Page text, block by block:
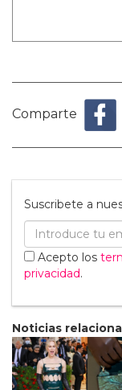
Comparte
Suscribete a
Acepto los
privacidad.
Noticias